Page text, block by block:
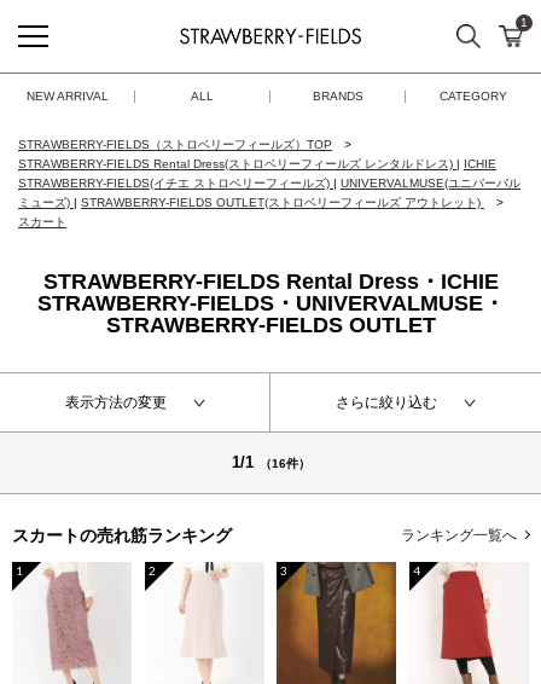
STRAWBERRY-FIELDS
検索 カ
1
NEW ARRIVAL ALL BRANDS CATEGORY
STRAWBERRY-FIELDS（ストロベリーフィールズ）TOP
STRAWBERRY-FIELDS Rental Dress(ストロベリーフィールズ レンタルドレス) | ICHIE
STRAWBERRY-FIELDS(イチエ ストロベリーフィールズ) | UNIVERVALMUSE(ユニバーバル
ミューズ) | STRAWBERRY-FIELDS OUTLET(ストロベリーフィールズ アウトレット)
スカート
STRAWBERRY-FIELDS Rental Dress・ICHIE
STRAWBERRY-FIELDS・UNIVERVALMUSE・
STRAWBERRY-FIELDS OUTLET
表示方法の変更 さらに絞り込む
1/1 （16件）
スカートの売れ筋ランキング ランキング一覧へ
1 2 3 4